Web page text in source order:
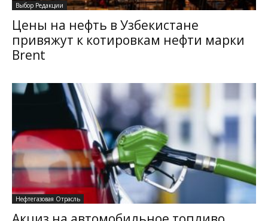
Выбор Редакции
Цены на нефть в Узбекистане
привяжут к котировкам нефти марки
Brent
Нефтегазовая Отрасль